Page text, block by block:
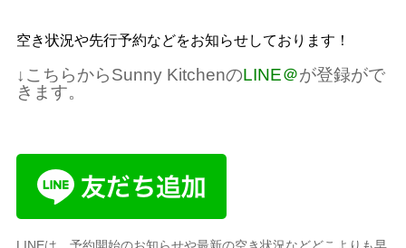
空き状況や先行予約などをお知らせしております！
↓こちらからSunny KitchenのLINE＠が登録がで
きます。